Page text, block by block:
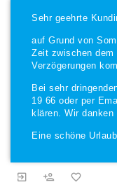
Sehr geehrte
auf Grund von
Zeit zwischen dem
Verzögerungen
Bei sehr
19 66 oder per
klären. Wir
Eine schöne